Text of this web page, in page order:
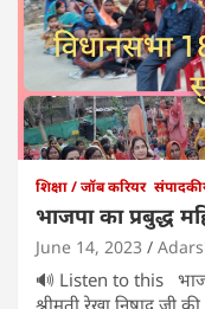
शिक्षा / जॉब करियर
भाजपा का प्रबुद्ध
June 14, 2023
🔊 Listen to this
श्रीमती रेखा निषाद जी